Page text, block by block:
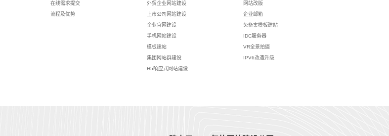
在线需求提交
流程及优势
外贸企业网站建设
上市公司网站建设
企业官网建设
手机网站建设
模板建站
集团网站群建设
H5响应式网站建设
网站改版
企业邮箱
免备案模板建站
IDC服务器
VR全景拍摄
IPV6改造升级